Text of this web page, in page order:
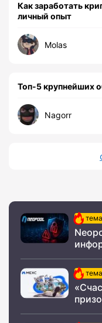
Как заработать
личный опыт
Molas
Топ-5 крупнейших
Nagorr